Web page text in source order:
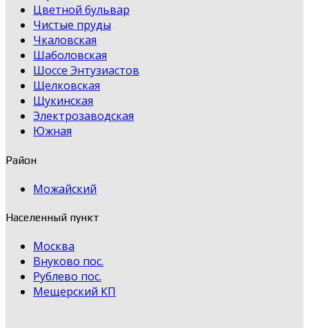
Цветной бульвар
Чистые пруды
Чкаловская
Шаболовская
Шоссе Энтузиастов
Щелковская
Щукинская
Электрозаводская
Южная
Район
Можайский
Населенный пункт
Москва
Внуково пос.
Рублево пос.
Мещерский КП